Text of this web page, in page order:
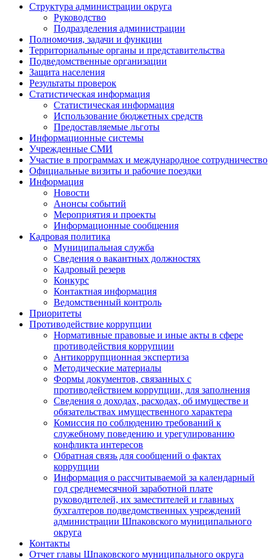
Структура администрации округа
Руководство
Подразделения администрации
Полномочия, задачи и функции
Территориальные органы и представительства
Подведомственные организации
Защита населения
Результаты проверок
Статистическая информация
Статистическая информация
Использование бюджетных средств
Предоставляемые льготы
Информационные системы
Учрежденные СМИ
Участие в программах и международное сотрудничество
Официальные визиты и рабочие поездки
Информация
Новости
Анонсы событий
Мероприятия и проекты
Информационные сообщения
Кадровая политика
Муниципальная служба
Сведения о вакантных должностях
Кадровый резерв
Конкурс
Контактная информация
Ведомственный контроль
Приоритеты
Противодействие коррупции
Нормативные правовые и иные акты в сфере
противодействия коррупции
Антикоррупционная экспертиза
Методические материалы
Формы документов, связанных с
противодействием коррупции, для заполнения
Сведения о доходах, расходах, об имуществе и
обязательствах имущественного характера
Комиссия по соблюдению требований к
служебному поведению и урегулированию
конфликта интересов
Обратная связь для сообщений о фактах
коррупции
Информация о рассчитываемой за календарный
год среднемесячной заработной плате
руководителей, их заместителей и главных
бухгалтеров подведомственных учреждений
администрации Шпаковского муниципального
округа
Контакты
Отчет главы Шпаковского муниципального округа